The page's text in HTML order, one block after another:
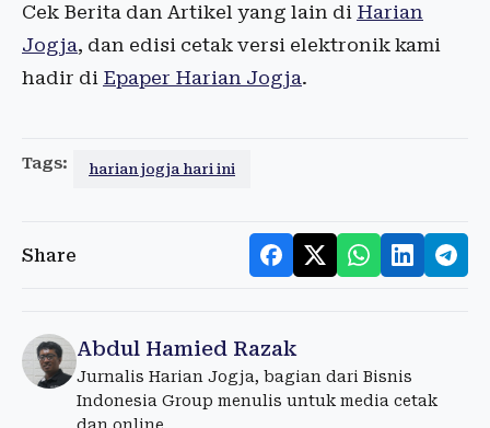
Cek Berita dan Artikel yang lain di Harian
Jogja, dan edisi cetak versi elektronik kami
hadir di Epaper Harian Jogja.
Tags: harian jogja hari ini
Share
Abdul Hamied Razak
Jurnalis Harian Jogja, bagian dari Bisnis
Indonesia Group menulis untuk media cetak